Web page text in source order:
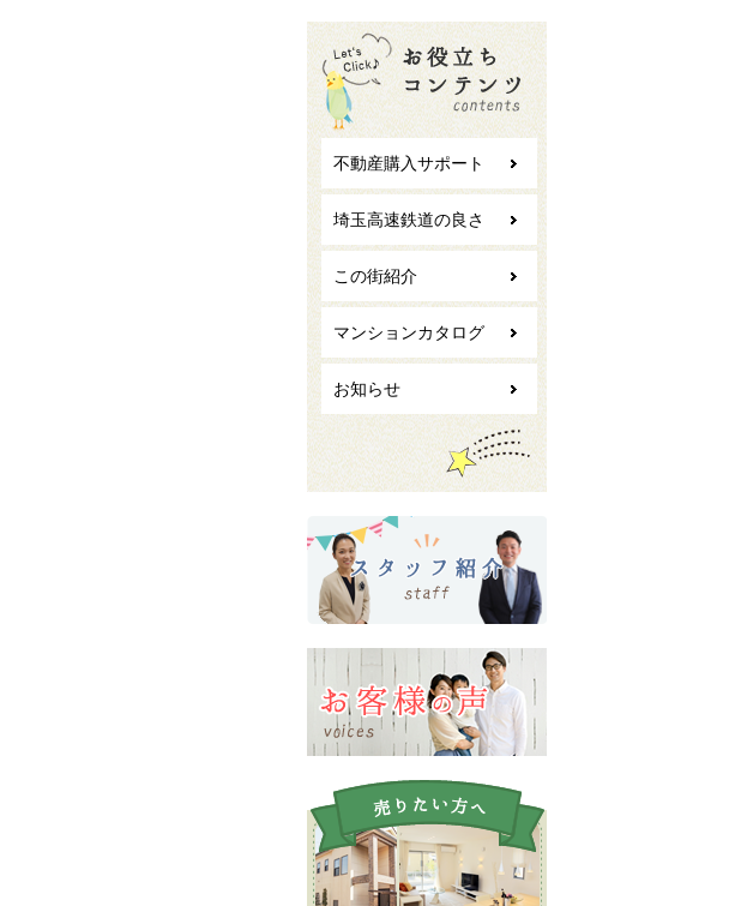
不動産購入サポート
埼玉高速鉄道の良さ
この街紹介
マンションカタログ
お知らせ